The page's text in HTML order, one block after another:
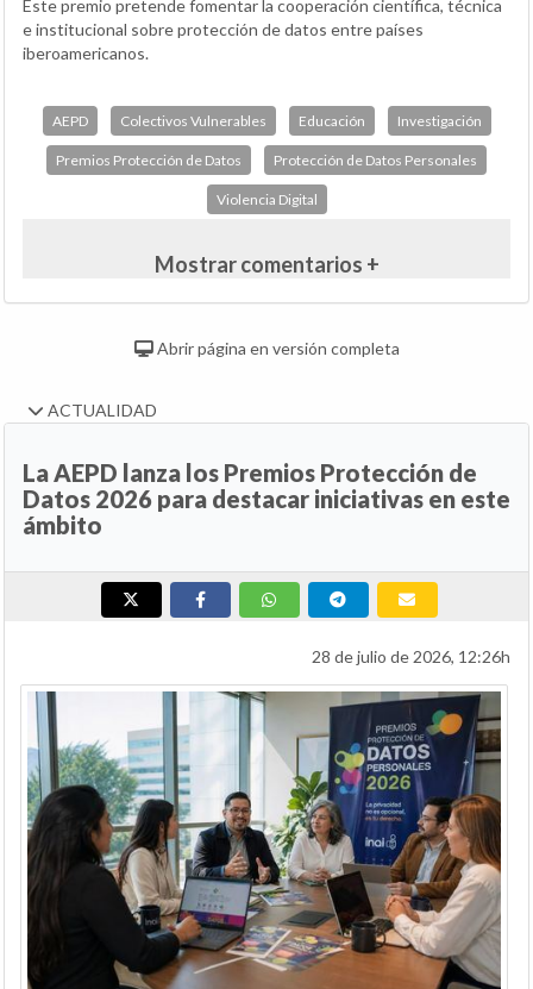
Este premio pretende fomentar la cooperación científica, técnica
e institucional sobre protección de datos entre países
iberoamericanos.
AEPD Colectivos Vulnerables Educación Investigación
Premios Protección de Datos Protección de Datos Personales
Violencia Digital
Mostrar comentarios +
Abrir página en versión completa
ACTUALIDAD
La AEPD lanza los Premios Protección de
Datos 2026 para destacar iniciativas en este
ámbito
28 de julio de 2026, 12:26h